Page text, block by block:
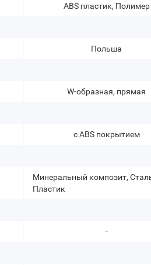
ABS пластик, Полимер
Польша
W-образная, прямая
с ABS покрытием
Минеральный композит,
Пластик
-